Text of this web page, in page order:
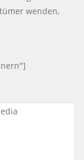
wenden,